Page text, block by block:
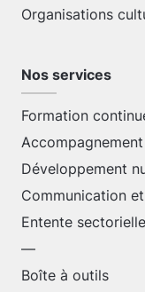
Organisations
Nos services
Formation
Développement
Communication
Entente
—
Boîte à outils